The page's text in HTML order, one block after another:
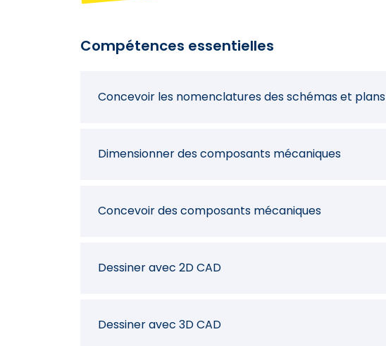
Compétences essentielles
Concevoir les nomenclatures des schémas et plans
Dimensionner des composants mécaniques
Concevoir des composants mécaniques
Dessiner avec 2D CAD
Dessiner avec 3D CAD